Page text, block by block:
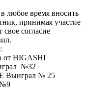
в любое время вносить
принимая участие
согласие
от HIGASHI
№32
Выиграл № 25
№9